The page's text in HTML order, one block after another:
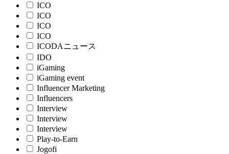
ICO
ICO
ICO
ICO
ICODAニュース
IDO
iGaming
iGaming event
Influencer Marketing
Influencers
Interview
Interview
Interview
Play-to-Earn
Jogofi